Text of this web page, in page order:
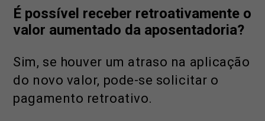
É possível receber retroativamente o
valor aumentado da aposentadoria?
Sim, se houver um atraso na aplicação
do novo valor, pode-se solicitar o
pagamento retroativo.